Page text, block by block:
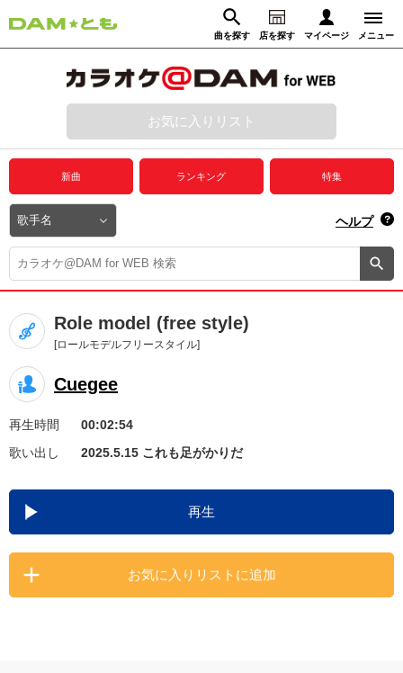
曲を探す 店を探す マイページ メニュー
動画からさがす 録音からさがす
ログイン
プレミアムサービス
DAM★とも動画
DAM★とも録音
カラオケ＠DAM
ユーザー検索
キャンペーン
お知らせ よくあるご質問
DAMの新曲・ランキングなど
カラオケ最新情報をチェック！
お気に入りリスト
新曲 ランキング 特集
ヘルプ
Role model (free style)
[ロールモデルフリースタイル]
Cuegee
再生時間
00:02:54
歌い出し
2025.5.15 これも足がかりだ
再生
お気に入りリストに追加